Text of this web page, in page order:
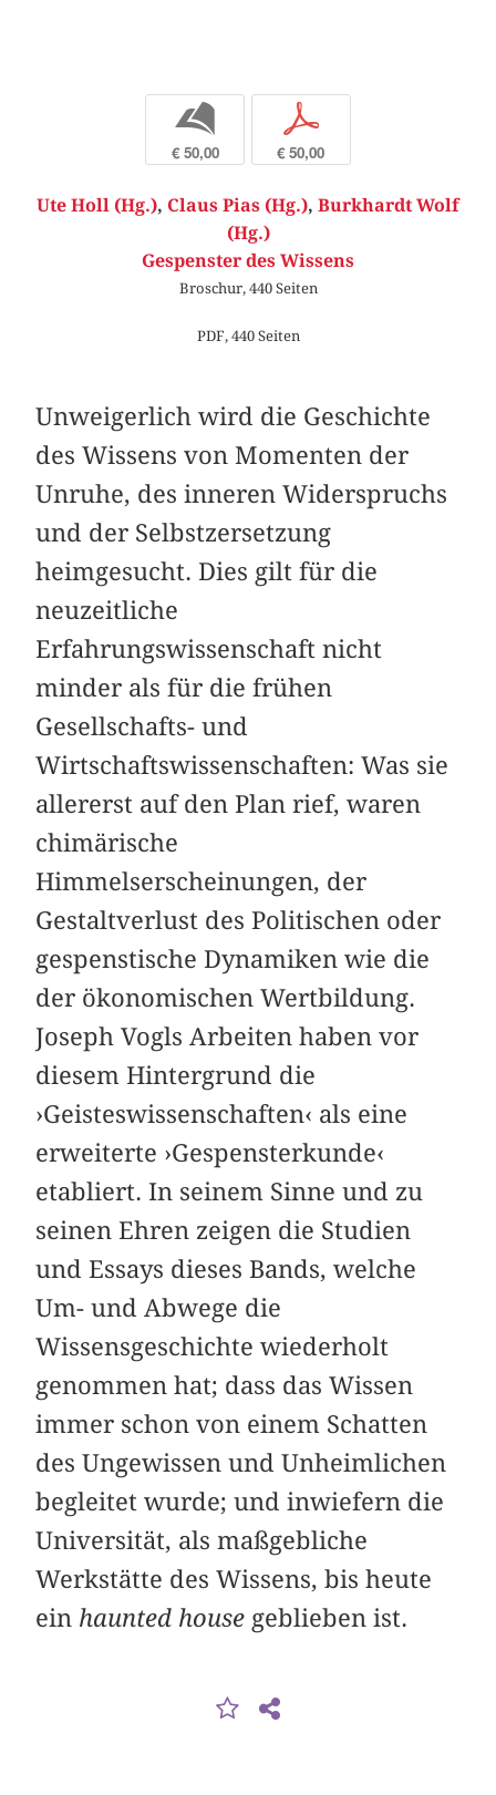
b
€ 50,00
p
€ 50,00
Ute Holl (Hg.), Claus Pias (Hg.), Burkhardt Wolf
(Hg.)
Gespenster des Wissens
Broschur, 440 Seiten
PDF, 440 Seiten
Unweigerlich wird die Geschichte
des Wissens von Momenten der
Unruhe, des inneren Widerspruchs
und der Selbstzersetzung
heimgesucht. Dies gilt für die
neuzeitliche
Erfahrungswissenschaft nicht
minder als für die frühen
Gesellschafts- und
Wirtschaftswissenschaften: Was sie
allererst auf den Plan rief, waren
chimärische
Himmelserscheinungen, der
Gestaltverlust des Politischen oder
gespenstische Dynamiken wie die
der ökonomischen Wertbildung.
Joseph Vogls Arbeiten haben vor
diesem Hintergrund die
›Geisteswissenschaften‹ als eine
erweiterte ›Gespensterkunde‹
etabliert. In seinem Sinne und zu
seinen Ehren zeigen die Studien
und Essays dieses Bands, welche
Um- und Abwege die
Wissensgeschichte wiederholt
genommen hat; dass das Wissen
immer schon von einem Schatten
des Ungewissen und Unheimlichen
begleitet wurde; und inwiefern die
Universität, als maßgebliche
Werkstätte des Wissens, bis heute
ein haunted house geblieben ist.